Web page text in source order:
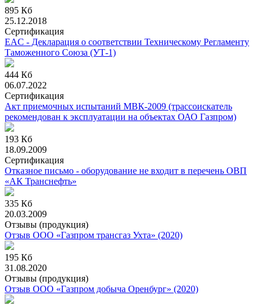
895 Кб
25.12.2018
Сертификация
EAC - Декларация о соответствии Техническому Регламенту
Таможенного Союза (УТ-1)
444 Кб
06.07.2022
Сертификация
Акт приемочных испытаний МВК-2009 (трассоискатель
рекомендован к эксплуатации на объектах ОАО Газпром)
193 Кб
18.09.2009
Сертификация
Отказное письмо - оборудование не входит в перечень ОВП
«АК Транснефть»
335 Кб
20.03.2009
Отзывы (продукция)
Отзыв ООО «Газпром трансгаз Ухта» (2020)
195 Кб
31.08.2020
Отзывы (продукция)
Отзыв ООО «Газпром добыча Оренбург» (2020)